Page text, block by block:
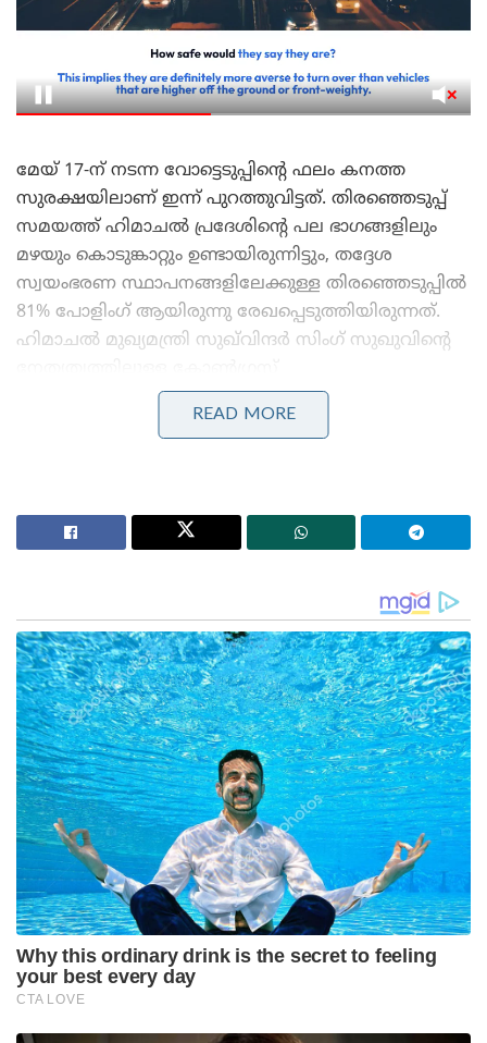
മേയ് 17-ന് നടന്ന വോട്ടെടുപ്പിന്റെ ഫലം കനത്ത
സുരക്ഷയിലാണ് ഇന്ന് പുറത്തുവിട്ടത്. തിരഞ്ഞെടുപ്പ്
സമയത്ത് ഹിമാചൽ പ്രദേശിന്റെ പല ഭാഗങ്ങളിലും
മഴയും കൊടുങ്കാറ്റും ഉണ്ടായിരുന്നിട്ടും, തദ്ദേശ
സ്വയംഭരണ സ്ഥാപനങ്ങളിലേക്കുള്ള തിരഞ്ഞെടുപ്പിൽ
81% പോളിംഗ് ആയിരുന്നു രേഖപ്പെടുത്തിയിരുന്നത്.
ഹിമാചൽ മുഖ്യമന്ത്രി സുഖ്‌വിന്ദർ സിംഗ് സുഖുവിന്റെ
സർക്കാരിനെതിരെയുള്ള ജനവികാരമാണ് ഫലമെന്ന്
ബിജെപി അവകാശപ്പെട്ടു.
ദേശീയ ചിഹ്നങ്ങളെ അപമാനിക്കുന്നവർക്ക് ഇന്ത്യയിൽ
പാകിസ്താനിൽ ലഷ്കർ കമാൻഡർ കൊല്ലപ്പെട്ടു!’:
അജ്ഞാത തോക്കുധാരികളുടെ പേടിസ്വപ്നത്തിൽ
ഭീകരർ
ഈ തദ്ദേശ തെരഞ്ഞെടുപ്പ് ഫലം വരാനിരിക്കുന്ന
നിയമസഭാ-ലോക്സഭാ രാഷ്ട്രീയ ചലനങ്ങളിൽ
ഇരുപാർട്ടികൾക്കും നിർണ്ണായകമായ സൂചനയാണ്
നൽകുന്നത്. ഭരണം കൈയ്യാളിയിട്ടും തദ്ദേശീയ
തലത്തിൽ മൂന്ന് പ്രധാന നഗരങ്ങൾ നഷ്ടപ്പെട്ടത്
കോൺഗ്രസ് ക്യാമ്പുകളിൽ വലിയ ചർച്ചകൾക്ക്
വഴിവെച്ചിട്ടുണ്ട്.
Tags: BJP
himachal pradesh corporation election
himachal pradesh BJP
READ MORE